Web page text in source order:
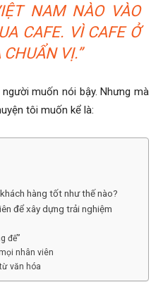
NAM NÀO VÀO
CAFE. VÌ CAFE Ở
VỊ.”
muốn nói bậy. Nhưng mà
tôi muốn kể là:
hàng tốt như thế nào?
để xây dựng trải nghiệm
đế”
nhân viên
văn hóa